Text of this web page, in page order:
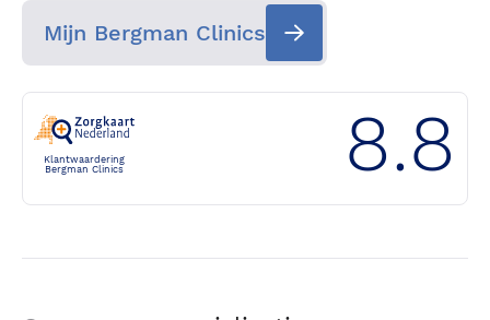
Mijn Bergman Clinics
Klantwaardering
Bergman Clinics
8.8